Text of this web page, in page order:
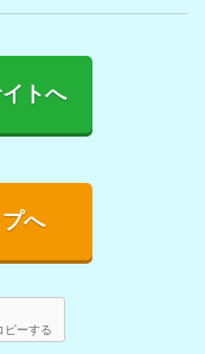
トへ
プへ
ピーする